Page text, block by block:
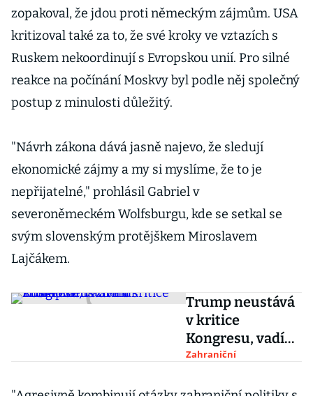
zopakoval, že jdou proti německým zájmům. USA
kritizoval také za to, že své kroky ve vztazích s
Ruskem nekoordinují s Evropskou unií. Pro silné
reakce na počínání Moskvy byl podle něj společný
postup z minulosti důležitý.
"Návrh zákona dává jasně najevo, že sledují
ekonomické zájmy a my si myslíme, že to je
nepřijatelné," prohlásil Gabriel v
severoněmeckém Wolfsburgu, kde se setkal se
svým slovenským protějškem Miroslavem
Lajčákem.
Trump neustává
v kritice
Kongresu, vadí
mu zhoršování
Zahraniční